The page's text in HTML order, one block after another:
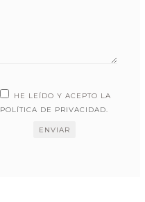
HE LEÍDO Y ACEPTO LA
POLÍTICA DE PRIVACIDAD.